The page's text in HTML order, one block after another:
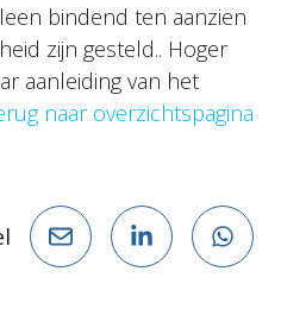
bindend ten aanzien
zijn gesteld.. Hoger
aanleiding van het
naar overzichtspagina